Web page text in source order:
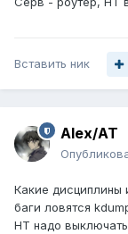
Вставить ник
Alex/AT
Какие дисциплины
баги ловятся
HT надо